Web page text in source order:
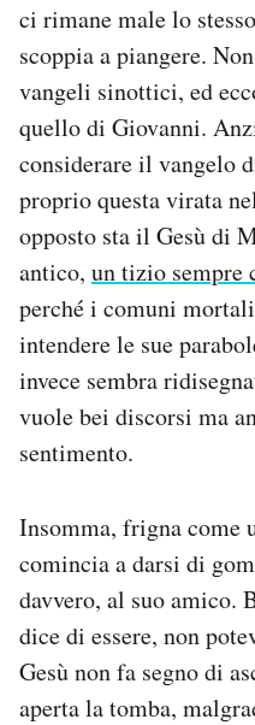
ci rimane male lo
scoppia a piangere.
vangeli sinottici, ed
quello di Giovanni.
considerare il vangelo
proprio questa virata
opposto sta il Gesù di
antico, un tizio sempre
perché i comuni
intendere le sue
invece sembra
vuole bei discorsi ma
sentimento.
Insomma, frigna come
comincia a darsi di
davvero, al suo amico.
dice di essere, non
Gesù non fa segno di
aperta la tomba,